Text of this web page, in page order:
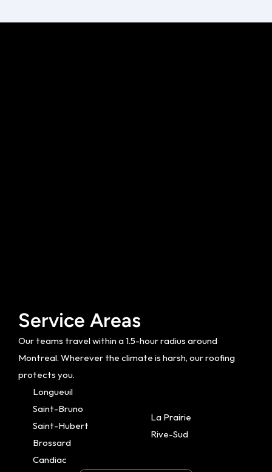
Service Areas
Our teams travel within a 1.5-hour radius around
Montreal. Wherever the climate is harsh, our roofing
protects you.
Longueuil
Saint-Bruno
Saint-Hubert
Brossard
Candiac
La Prairie
Rive-Sud